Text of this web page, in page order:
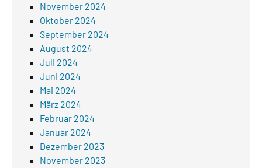
November 2024
Oktober 2024
September 2024
August 2024
Juli 2024
Juni 2024
Mai 2024
März 2024
Februar 2024
Januar 2024
Dezember 2023
November 2023